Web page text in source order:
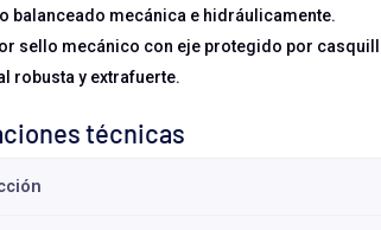
balanceado mecánica e hidráulicamente.
sello mecánico con eje protegido por
robusta y extrafuerte.
técnicas